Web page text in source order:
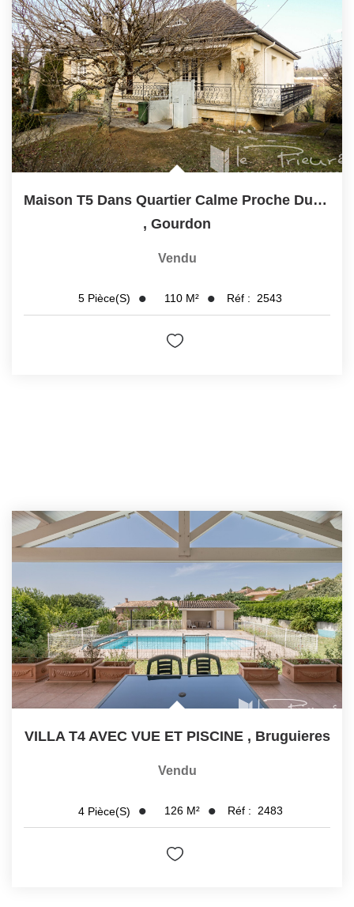
Maison T5 Dans Quartier Calme Proche Du Centre De Gourdon.
, Gourdon
Vendu
5 Pièce(s) 110 M² Réf : 2543
VILLA T4 AVEC VUE ET PISCINE , Bruguieres
Vendu
4 Pièce(s) 126 M² Réf : 2483